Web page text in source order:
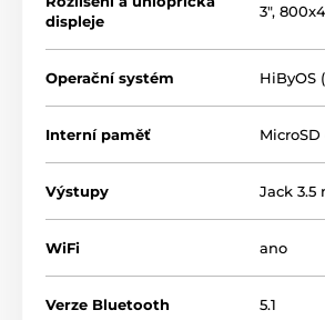
displeje
3",
Operační systém HiByOS
Interní paměť MicroSD
Výstupy Jack 3.5
WiFi ano
Verze Bluetooth 5.1